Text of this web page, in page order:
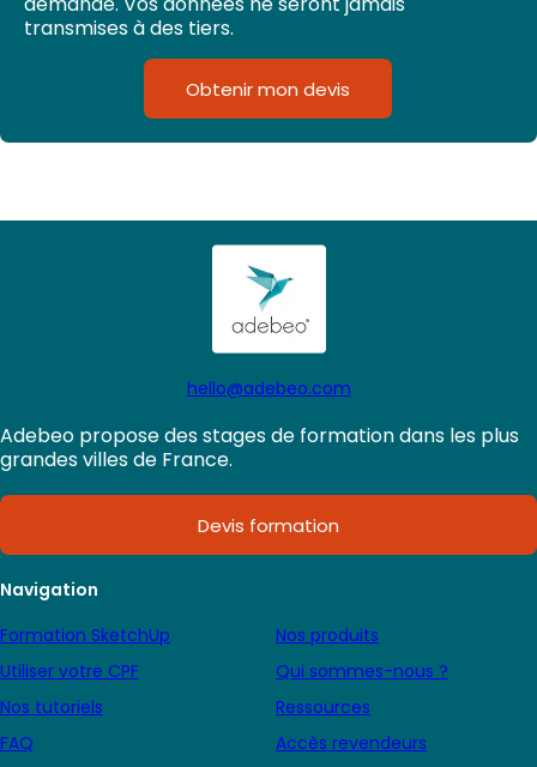
transmises à des tiers.
Obtenir mon devis
hello@adebeo.com
Adebeo propose des stages de formation dans les plus
grandes villes de France.
Devis formation
Navigation
Formation SketchUp
Nos produits
Utiliser votre CPF
Qui sommes-nous ?
Nos tutoriels
Ressources
FAQ
Accès revendeurs